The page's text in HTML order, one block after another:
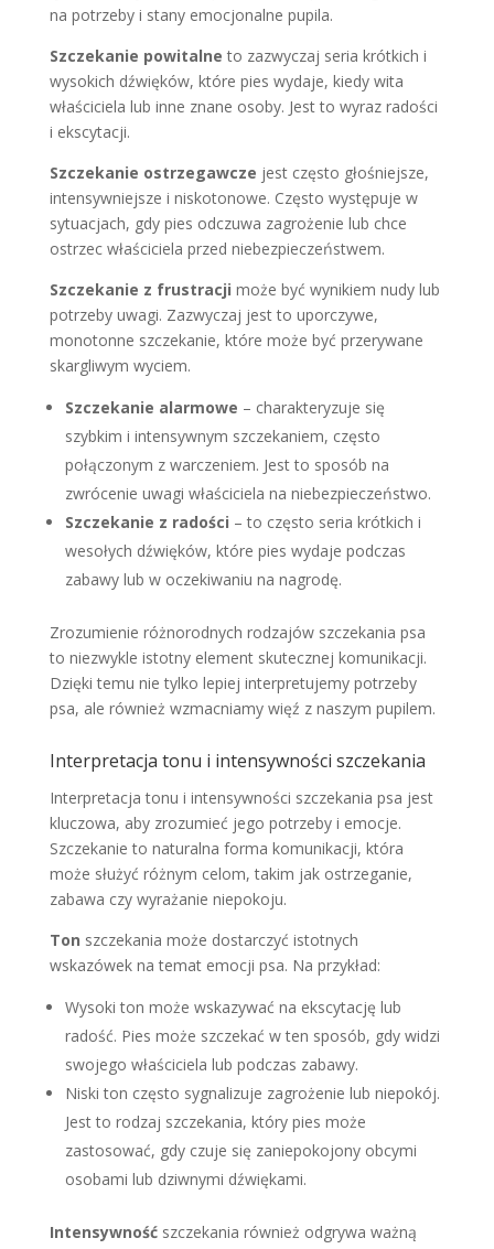
na potrzeby i stany emocjonalne pupila.
Szczekanie powitalne to zazwyczaj seria krótkich i
wysokich dźwięków, które pies wydaje, kiedy wita
właściciela lub inne znane osoby. Jest to wyraz radości
i ekscytacji.
Szczekanie ostrzegawcze jest często głośniejsze,
intensywniejsze i niskotonowe. Często występuje w
sytuacjach, gdy pies odczuwa zagrożenie lub chce
ostrzec właściciela przed niebezpieczeństwem.
Szczekanie z frustracji może być wynikiem nudy lub
potrzeby uwagi. Zazwyczaj jest to uporczywe,
monotonne szczekanie, które może być przerywane
skargliwym wyciem.
Szczekanie alarmowe – charakteryzuje się
szybkim i intensywnym szczekaniem, często
połączonym z warczeniem. Jest to sposób na
zwrócenie uwagi właściciela na niebezpieczeństwo.
Szczekanie z radości – to często seria krótkich i
wesołych dźwięków, które pies wydaje podczas
zabawy lub w oczekiwaniu na nagrodę.
Zrozumienie różnorodnych rodzajów szczekania psa
to niezwykle istotny element skutecznej komunikacji.
Dzięki temu nie tylko lepiej interpretujemy potrzeby
psa, ale również wzmacniamy więź z naszym pupilem.
Interpretacja tonu i intensywności szczekania
Interpretacja tonu i intensywności szczekania psa jest
kluczowa, aby zrozumieć jego potrzeby i emocje.
Szczekanie to naturalna forma komunikacji, która
może służyć różnym celom, takim jak ostrzeganie,
zabawa czy wyrażanie niepokoju.
Ton szczekania może dostarczyć istotnych
wskazówek na temat emocji psa. Na przykład:
Wysoki ton może wskazywać na ekscytację lub
radość. Pies może szczekać w ten sposób, gdy widzi
swojego właściciela lub podczas zabawy.
Niski ton często sygnalizuje zagrożenie lub niepokój.
Jest to rodzaj szczekania, który pies może
zastosować, gdy czuje się zaniepokojony obcymi
osobami lub dziwnymi dźwiękami.
Intensywnośćszczekania również odgrywa ważną